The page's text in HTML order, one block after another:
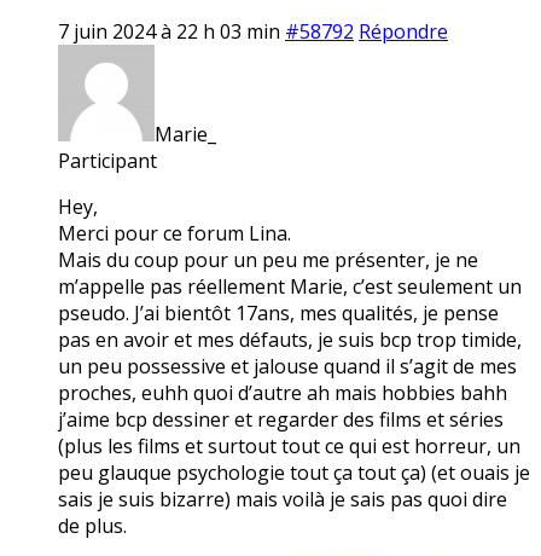
7 juin 2024 à 22 h 03 min #58792 Répondre
Marie_
Participant
Hey,
Merci pour ce forum Lina.
Mais du coup pour un peu me présenter, je ne
m’appelle pas réellement Marie, c’est seulement un
pseudo. J’ai bientôt 17ans, mes qualités, je pense
pas en avoir et mes défauts, je suis bcp trop timide,
un peu possessive et jalouse quand il s’agit de mes
proches, euhh quoi d’autre ah mais hobbies bahh
j’aime bcp dessiner et regarder des films et séries
(plus les films et surtout tout ce qui est horreur, un
peu glauque psychologie tout ça tout ça) (et ouais je
sais je suis bizarre) mais voilà je sais pas quoi dire
de plus.